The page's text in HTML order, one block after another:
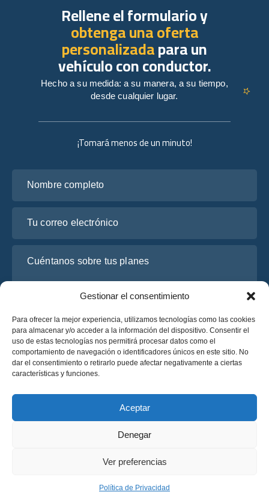
Gestionar el consentimiento
Para ofrecer la mejor experiencia, utilizamos tecnologías como las cookies
para almacenar y/o acceder a la información del dispositivo. Consentir el
uso de estas tecnologías nos permitirá procesar datos como el
comportamiento de navegación o identificadores únicos en este sitio. No
dar el consentimiento o retirarlo puede afectar negativamente a ciertas
características y funciones.
Aceptar
Denegar
Ver preferencias
Política de Privacidad
Política de Privacidad
Términos y Condiciones
¡Tomará menos de un minuto!
He leído y acepto la
Solicite un presupuesto
Solicite un presupuesto
Rellene el formulario y
obtenga una oferta
personalizadapara un
vehículo con conductor.
Hecho a su medida: a su manera, a su tiempo,
desde cualquier lugar.